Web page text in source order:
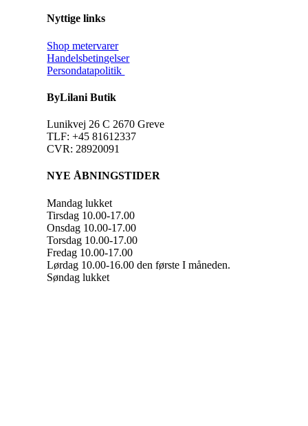
Nyttige links
Shop metervarer
Handelsbetingelser
Persondatapolitik
ByLilani Butik
Lunikvej 26 C 2670 Greve
TLF: +45 81612337
CVR: 28920091
NYE ÅBNINGSTIDER
Mandag lukket
Tirsdag 10.00-17.00
Onsdag 10.00-17.00
Torsdag 10.00-17.00
Fredag 10.00-17.00
Lørdag 10.00-16.00 den første I måneden.
Søndag lukket